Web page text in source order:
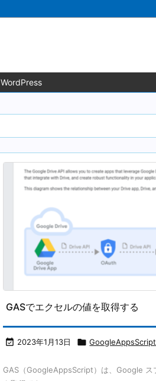
WordPress
GASでエクセルの値を取得する
 2023年1月13日  GoogleAppsScript
GAS（GoogleAppsScript）は、Google ス